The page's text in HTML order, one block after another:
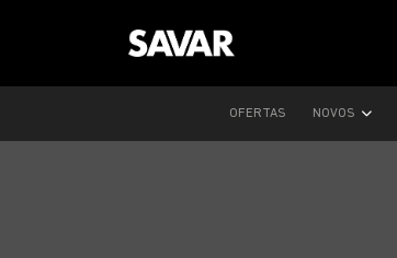
OFERTAS NOVOS